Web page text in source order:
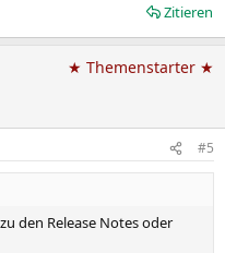
Zitieren
★ Themenstarter ★
#5
den Release Notes oder